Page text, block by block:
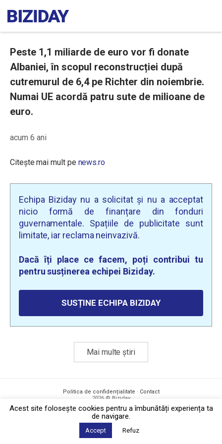
Peste 1,1 miliarde de euro vor fi donate
Albaniei, în scopul reconstrucției după
cutremurul de 6,4 pe Richter din noiembrie.
Numai UE acordă patru sute de milioane de
euro.
acum 6 ani
Citește mai mult pe news.ro
Echipa Biziday nu a solicitat și nu a acceptat
nicio formă de finanțare din fonduri
guvernamentale. Spațiile de publicitate sunt
limitate, iar reclama neinvazivă.
Dacă îți place ce facem, poți contribui tu
pentru susținerea echipei Biziday.
SUSȚINE ECHIPA BIZIDAY
Mai multe știri
Politica de confidențialitate · Contact
2026 © Biziday
Acest site foloseşte cookies pentru a îmbunătăți experiența ta
de navigare.
Accept Refuz